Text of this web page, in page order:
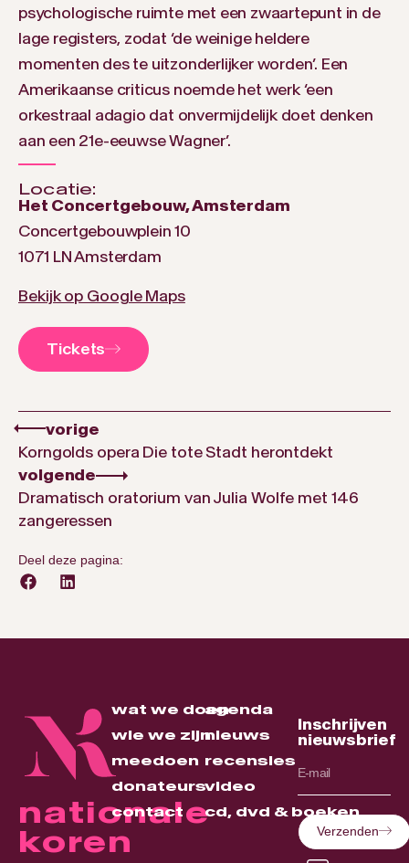
psychologische ruimte met een zwaartepunt in de
lage registers, zodat ‘de weinige heldere
momenten des te uitzonderlijker worden’. Een
Amerikaanse criticus noemde het werk ‘een
orkestraal adagio dat onvermijdelijk doet denken
aan een 21e-eeuwse Wagner’.
Locatie:
Het Concertgebouw, Amsterdam
Concertgebouwplein 10
1071 LN Amsterdam
Bekijk op Google Maps
Tickets
vorige
Korngolds opera Die tote Stadt herontdekt
volgende
Dramatisch oratorium van Julia Wolfe met 146
zangeressen
Deel deze pagina:
nationale
koren
wat we doen
wie we zijn
meedoen
donateurs
contact
agenda
nieuws
recensies
video
cd, dvd & boeken
Inschrijven
nieuwsbrief
Verzenden